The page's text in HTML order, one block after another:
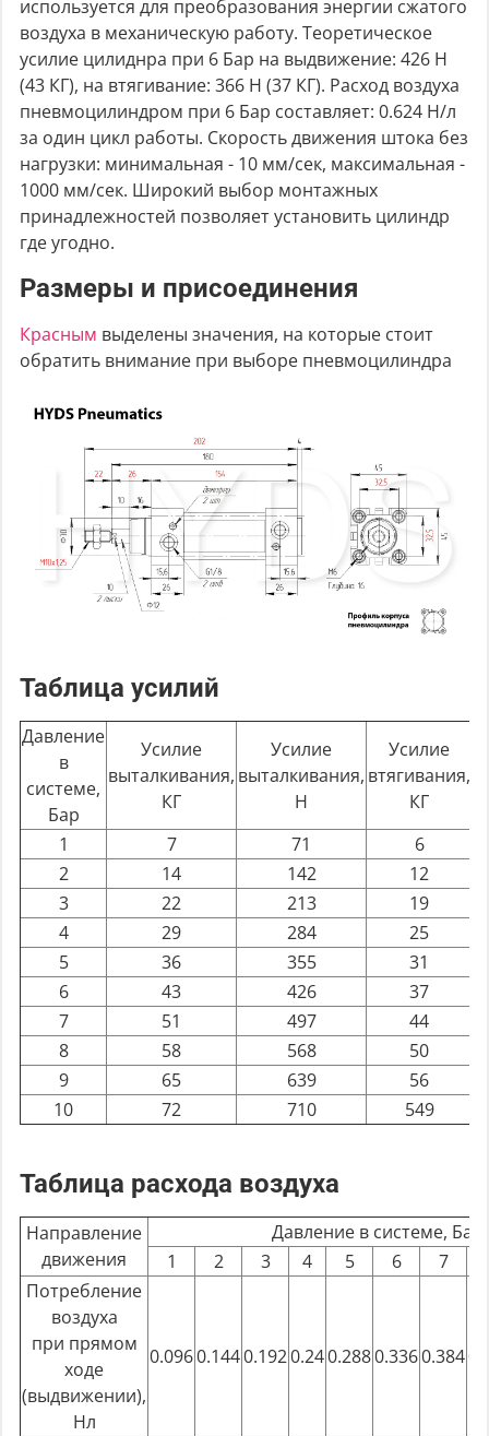
используется для преобразования энергии сжатого
воздуха в механическую работу. Теоретическое
усилие цилиднра при 6 Бар на выдвижение: 426 Н
(43 КГ), на втягивание: 366 Н (37 КГ). Расход воздуха
пневмоцилиндром при 6 Бар составляет: 0.624 Н/л
за один цикл работы. Скорость движения штока без
нагрузки: минимальная - 10 мм/сек, максимальная -
1000 мм/сек. Широкий выбор монтажных
принадлежностей позволяет установить цилиндр
где угодно.
Размеры и присоединения
Красным выделены значения, на которые стоит
обратить внимание при выборе пневмоцилиндра
Таблица усилий
Давление
в
системе,
Бар
Усилие
выталкивания,
КГ
Усилие
выталкивания,
Н
Усилие
втягивания,
КГ
1 7 71
6
2
14 142
12
3
22 213
19
4
29 284
25
5
36 355
31
6
43 426
37
7
51 497
44
8
58 568
50
9
65 639
56
10
72 710 549
Таблица расхода воздуха
Направление
движения
Давление в системе, Бар
1
2 3 4 5 6 7
Потребление
воздуха
при прямом
ходе
(выдвижении),
Нл
0.0960.1440.1920.240.2880.3360.384